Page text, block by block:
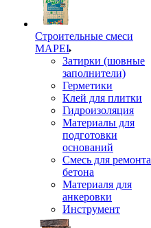
Строительные смеси
MAPEI
Затирки (шовные
заполнители)
Герметики
Клей для плитки
Гидроизоляция
Материалы для
подготовки
оснований
Смесь для ремонта
бетона
Материаля для
анкеровки
Инструмент